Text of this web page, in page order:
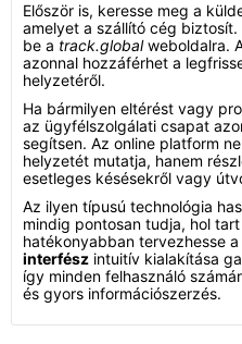
Először is, keresse meg a
amelyet a szállító cég
be a track.globalweboldalra.
azonnal hozzáférhet a
helyzetéről.
Ha bármilyen eltérést vagy
az ügyfélszolgálati csapat
segítsen. Az online platform
helyzetét mutatja, hanem
esetleges késésekről vagy
Az ilyen típusú technológia
mindig pontosan tudja, hol
hatékonyabban tervezhesse
interfész intuitív kialakítása
így minden felhasználó
és gyors információszerzés.